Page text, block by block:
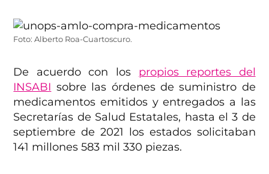
Foto: Alberto Roa-Cuartoscuro.
De acuerdo con los propios reportes del
INSABI sobre las órdenes de suministro de
medicamentos emitidos y entregados a las
Secretarías de Salud Estatales, hasta el 3 de
septiembre de 2021 los estados solicitaban
141 millones 583 mil 330 piezas.